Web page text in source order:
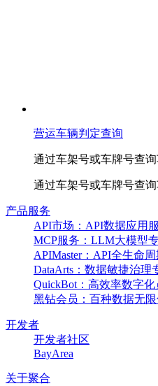
营运车辆判定查询
通过车架号或车牌号查
通过车架号或车牌号查
产品服务
API市场：API数据应用
MCP服务：LLM大模型
APIMaster：API全生命
DataArts：数据敏捷治理
QuickBot：高效率数字化
黑钻会员：百种数据无限
开发者
开发者社区
BayArea
关于聚合